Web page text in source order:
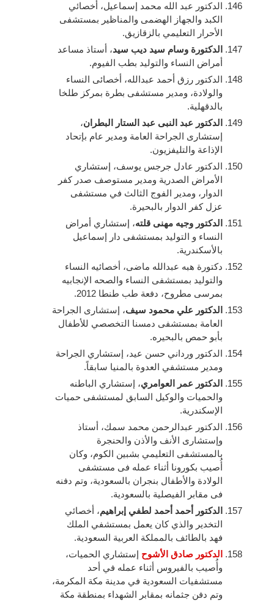
الدكتور عبد الله محمد إسماعيل، أخصائي
الكبد والجهاز الهضمى والمناظير بمستشفى
الأحرار التعليمي بالزقازيق.
الدكتورة وسام سيد ديب سيد، أستاذ مساعد
أمراض النساء والتوليد بطب الفيوم.
الدكتور رزق أحمد عبدالله، أخصائى النساء
والولادة، ومدير مستشفى بطرة بمركز طلخا
بالدقهلية.
الدكتور عبد النبى عبد الستار البطران،
إستشارى الجراحة العامة ومدير عام بإتحاد
الإذاعة والتليفزيون.
الدكتور عادل جرجس يوسف، إستشاري
الأمراض الصدرية ومدير مستوصف صدر كفر
الدوار، ومدير الفوج الثالث في مستشفى
عزل كفر الدوار بالبحيرة.
الدكتور وجيه مهنى قلته، إستشاري أمراض
النساء و التوليد بمستشفى دار إسماعيل
بالأسكندرية.
دكتورة هبه عبدالله ماضى، أخصائيه النساء
والتوليد بمستشفى النساء والصحه الإنجابيه
بمرسى مطروح، دفعة طب طنطا 2012.
الدكتور علي محمود سيف، إستشارى الجراحة
العامة بمستشفى دمسنا التخصصي للأطفال
بأبو حمص بالبحيره.
الدكتور ورداني حسن عيد، إستشاري الجراحة
ومدير مستشفي العدوة بالمنيا سابقاً.
الدكتور عمر العوامري، إستشاري الباطنه
والحميات والوكيل السابق لمستشفى حميات
الإسكندرية.
الدكتور عبدالرحمن محمد سمك، أستاذ
وإستشارى الأنف والأذن والحنجرة
بالمستشفى التعليمي بشبين الكوم، وكان
أُصيب بكورونا أثناء عمله فى مستشفى
الولادة والأطفال بنجران بالسعودية، وتم دفنه
فى مقابر الفيصلية بالسعودية.
الدكتور أحمد أحمد لطفي إبراهيم، أخصائي
التخدير والذي كان يعمل بمستشفي الملك
فهد بالطائف بالمملكة العربية السعودية.
الدكتور صادق الأشوح إستشاري الحميات،
وأُصيب بالفيروس أثناء عمله في أحد
مستشفيات السعودية في مدينة مكة المكرمة،
وتم دفن جثمانه بمقابر الشهداء بمنطقة مكة